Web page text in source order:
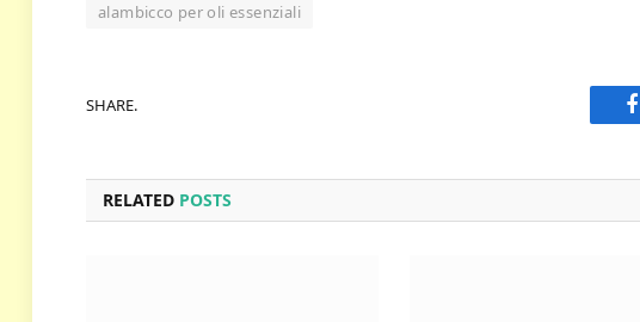
alambicco per oli essenziali
SHARE.
RELATED POSTS